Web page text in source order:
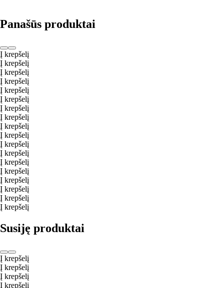
Panašūs produktai
Į krepšelį
Į krepšelį
Į krepšelį
Į krepšelį
Į krepšelį
Į krepšelį
Į krepšelį
Į krepšelį
Į krepšelį
Į krepšelį
Į krepšelį
Į krepšelį
Į krepšelį
Į krepšelį
Į krepšelį
Į krepšelį
Į krepšelį
Į krepšelį
Susiję produktai
Į krepšelį
Į krepšelį
Į krepšelį
Į krepšelį